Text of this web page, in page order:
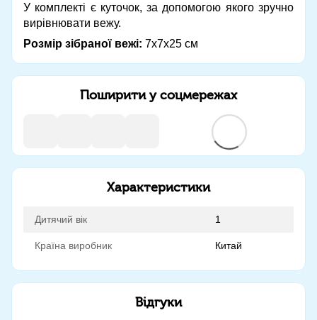
У комплекті є куточок, за допомогою якого зручно
вирівнювати вежу.
Розмір зібраної вежі: 7х7х25 см
Поширити у соцмережах
Характеристики
Дитячий вік 1
Країна виробник Китай
Відгуки